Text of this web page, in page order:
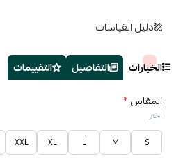
دليل القياسات
الخيارات التفاصيل
التقييمات
المقاس*
اختر
S
M
L
XL
XXL